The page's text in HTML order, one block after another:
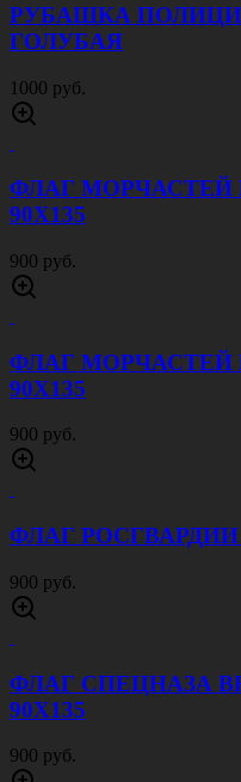
РУБАШКА
ГОЛУБАЯ
1000 руб.
ФЛАГ МОРЧАСТЕЙ
90Х135
900 руб.
ФЛАГ МОРЧАСТЕЙ
90Х135
900 руб.
ФЛАГ РОСГВАРДИИ
900 руб.
ФЛАГ СПЕЦНАЗА
90Х135
900 руб.